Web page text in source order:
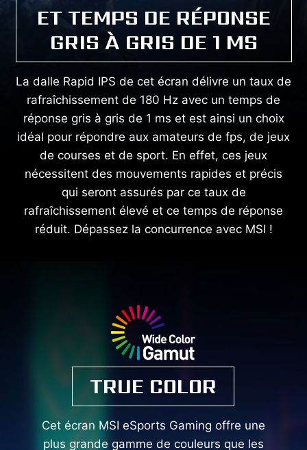
ET TEMPS DE RÉPONSE
GRIS À GRIS DE 1 MS
La dalle Rapid IPS de cet écran délivre un taux de
rafraîchissement de 180 Hz avec un temps de
réponse gris à gris de 1 ms et est ainsi un choix
idéal pour répondre aux amateurs de fps, de jeux
de courses et de sport. En effet, ces jeux
nécessitent des mouvements rapides et précis
qui seront assurés par ce taux de
rafraîchissement élevé et ce temps de réponse
réduit. Dépassez la concurrence avec MSI !
TRUE COLOR
Cet écran MSI eSports Gaming offre une
plus grande gamme de couleurs que les